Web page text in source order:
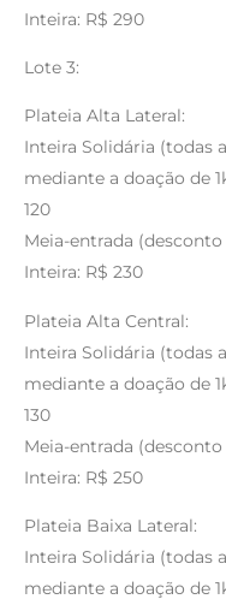
Inteira: R$ 290
Lote 3:
Plateia Alta Lateral:
Inteira Solidária (todas
mediante a doação de
120
Meia-entrada (desconto
Inteira: R$ 230
Plateia Alta Central:
Inteira Solidária (todas
mediante a doação de
130
Meia-entrada (desconto
Inteira: R$ 250
Plateia Baixa Lateral:
Inteira Solidária (todas
mediante a doação de